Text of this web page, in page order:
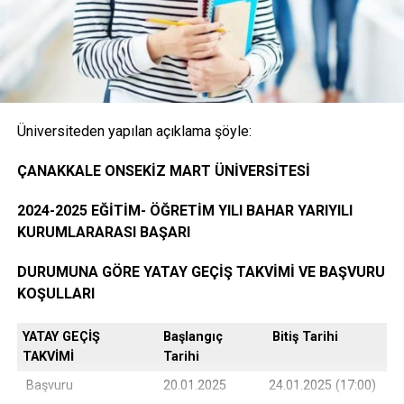
Onaylı Not belgesi (transkript); başvuruda bulunan
öğrencinin ayrılacağı kurumda okuduğu bütün
dersleri ve bu derslerden aldığı notları gösteren
belge.( E-Devlet, Elektronik imza ya da Islak İmzalı)
Öğrencinin yerleştiği yıldaki LYS ve ÖSYS Sonuç
ÖSYM Yerleştirme Belgesi. (İnternet çıktısı)
DGS ile yerleşen öğrencilerin DGS Sonuç belgesi
Üniversiteden yapılan açıklama şöyle:
ÇANAKKALE ONSEKİZ MART ÜNİVERSİTESİ
2024-2025 EĞİTİM- ÖĞRETİM YILI BAHAR YARIYILI
KURUMLARARASI BAŞARI
DURUMUNA GÖRE YATAY GEÇİŞ TAKVİMİ VE BAŞVURU
KOŞULLARI
YATAY GEÇİŞ
TAKVİMİ
Başlangıç
Tarihi
Bitiş Tarihi
Başvuru 20.01.2025
24.01.2025 (17:00)